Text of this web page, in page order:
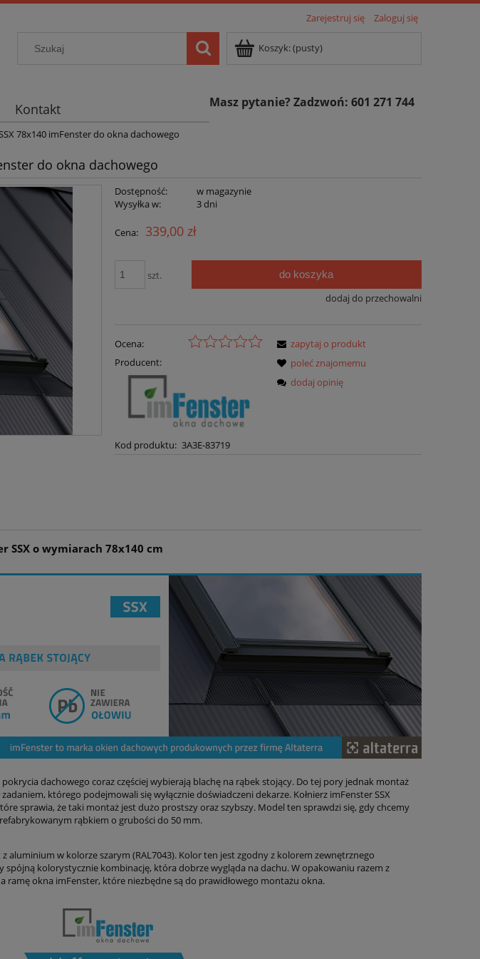
Zarejestruj się Zaloguj się
Koszyk:(pusty)
Masz pytanie? Zadzwoń: 601 271 744
Kontakt
78x140 imFenster do okna dachowego
do okna dachowego
Dostępność:
w magazynie
Wysyłka w:
3 dni
Cena: 339,00 zł
szt. do koszyka
dodaj do przechowalni
Ocena:
Producent:
Kod produktu: 3A3E-83719
zapytaj o produkt
poleć znajomemu
dodaj opinię
SSX o wymiarach 78x140 cm
dachowego coraz częściej wybierają blachę na rąbek stojący. Do tej pory jednak montaż
którego podejmowali się wyłącznie doświadczeni dekarze. Kołnierz imFenster SSX
sprawia, że taki montaż jest dużo prostszy oraz szybszy. Model ten sprawdzi się, gdy chcemy
rąbkiem o grubości do 50 mm.
aluminium w kolorze szarym (RAL7043). Kolor ten jest zgodny z kolorem zewnętrznego
spójną kolorystycznie kombinację, która dobrze wygląda na dachu. W opakowaniu razem z
ramę okna imFenster, które niezbędne są do prawidłowego montażu okna.